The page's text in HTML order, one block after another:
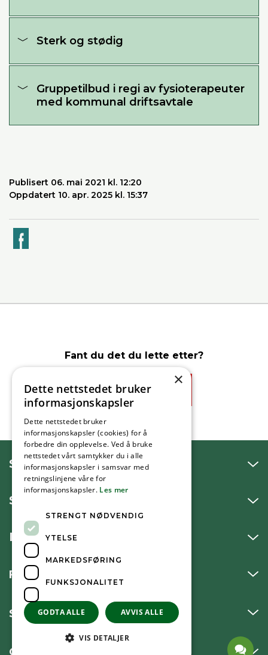
Sterk og stødig
Gruppetilbud i regi av fysioterapeuter
med kommunal driftsavtale
Publisert 06. mai 2021 kl. 12:20
Oppdatert 10. apr. 2025 kl. 15:37
Fant du det du lette etter?
Ja
SNAKK MED OSS
SKRIV TIL OSS
BESØK OSS
FØLG OSS
SNARVEIER
OM KOMMUNEN
×
Dette nettstedet bruker
informasjonskapsler
Dette nettstedet bruker
informasjonskapsler (cookies) for å
forbedre din opplevelse. Ved å bruke
nettstedet vårt samtykker du i alle
informasjonskapsler i samsvar med
retningslinjene våre for
informasjonskapsler. Les mer
STRENGT NØDVENDIG
YTELSE
MARKEDSFØRING
FUNKSJONALITET
GODTA ALLE AVVIS ALLE
VIS DETALJER